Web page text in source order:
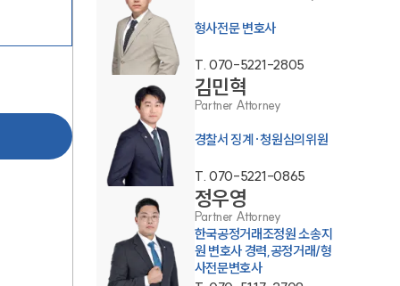
그룹소개
그룹소개
대륜의 강점
오시는 길
글로벌 파트너 로펌
형사전문 변호사
T. 070-5221-2805
김민혁
Partner Attorney
경찰서 징계·청원심의위원
T. 070-5221-0865
정우영
Partner Attorney
한국공정거래조정원 소송지
원 변호사 경력,공정거래/형
사전문변호사